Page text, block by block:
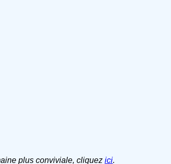
plus conviviale, cliquez ici.